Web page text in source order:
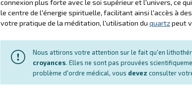
connexion plus forte avec le soi supérieur et l'univers, ce
le centre de l'énergie spirituelle, facilitant ainsi l'accès à
votre pratique de la méditation, l'utilisation du quartzpeut
Nous attirons votre attention sur le fait qu'en
croyances. Elles ne sont pas prouvées
problème d'ordre médical, vous devez consulter